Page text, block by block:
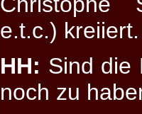
e.t.c.) kreiiert.
HH: Sind die
noch zu